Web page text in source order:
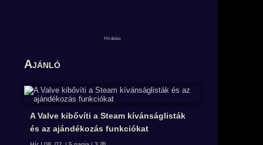
Ajánló
A Valve kibővíti a Steam kívánságlisták
és az ajándékozás funkciókat